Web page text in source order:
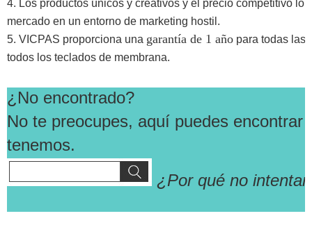
4. Los productos únicos y creativos y el precio competitivo
mercado en un entorno de marketing hostil.
5. VICPAS proporciona una garantía de 1 año para todas las
todos los teclados de membrana.
¿No encontrado?
No te preocupes, aquí puedes encontrar
tenemos.
¿Por qué no